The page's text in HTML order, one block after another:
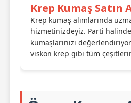
Krep Kumaş Satın
Krep kumaş alımlarında
hizmetinizdeyiz. Parti
kumaşlarınızı
viskon krep gibi tüm